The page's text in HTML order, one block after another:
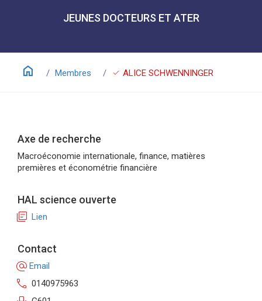
JEUNES DOCTEURS ET ATER
home Membres check ALICE SCHWENNINGER
Axe de recherche
Macroéconomie internationale, finance, matières
premières et économétrie financière
HAL science ouverte
library_books Lien
Contact
alternate_email Email
call 0140975963